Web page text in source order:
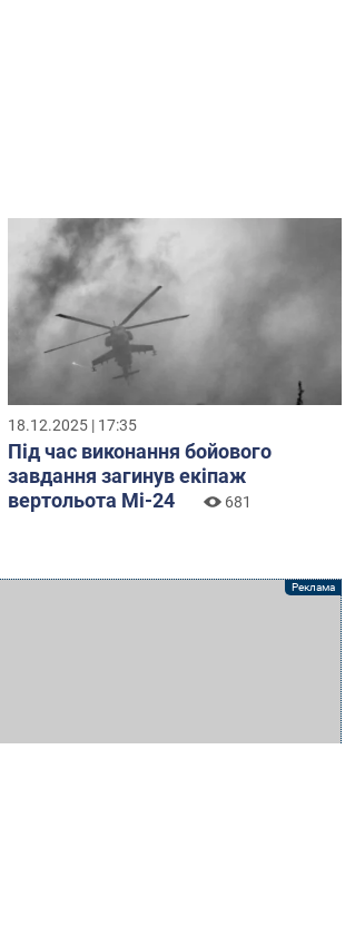
18.12.2025 | 17:35
Під час виконання бойового
завдання загинув екіпаж
вертольота Мі-24
681